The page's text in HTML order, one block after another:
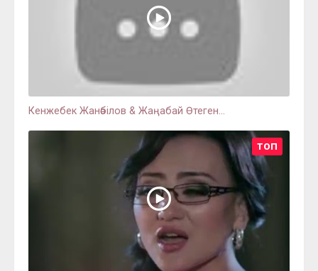
Кенжебек Жанәбілов & Жаңабай Өтеген...
ТОП